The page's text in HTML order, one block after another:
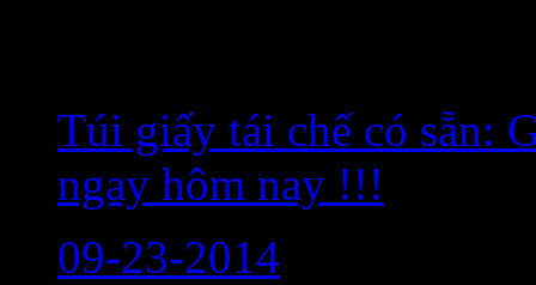
Túi giấy tái chế có sẵn:
ngay hôm nay !!!
09-23-2014